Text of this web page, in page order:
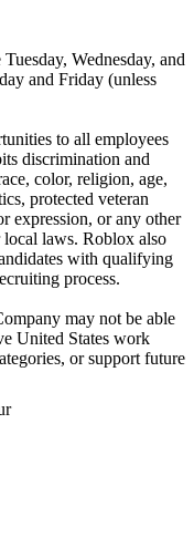
Wednesday, and
and Friday (unless
to all employees
discrimination and
color, religion, age,
protected veteran
expression, or any other
local laws. Roblox also
with qualifying
process.
may not be able
United States work
or support future